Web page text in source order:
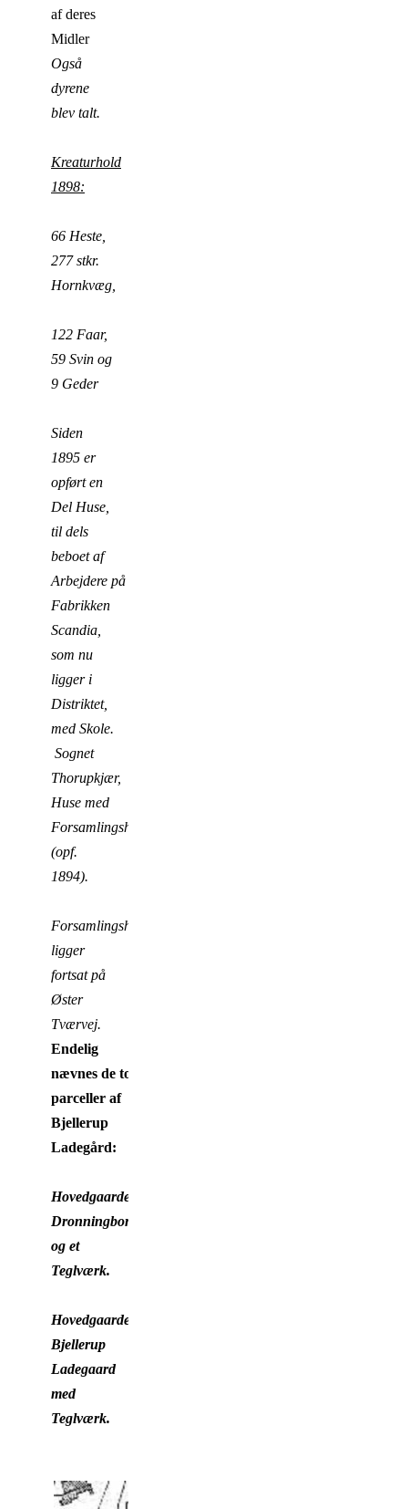
af deres
Midler
Også
dyrene
blev talt.
Kreaturhold
1898:
66 Heste,
277 stkr.
Hornkvæg,
122 Faar,
59 Svin og
9 Geder
Siden
1895 er
opført en
Del Huse,
til dels
beboet af
Arbejdere på
Fabrikken
Scandia,
som nu
ligger i
Distriktet,
med Skole.
Sognet
Thorupkjær,
Huse med
Forsamlingshus
(opf.
1894).
Forsamlingshuset
ligger
fortsat på
Øster
Tværvej.
Endelig
nævnes de to
parceller af
Bjellerup
Ladegård:
Hovedgaarden
Dronningborg
og et
Teglværk.
Hovedgaarden
Bjellerup
Ladegaard
med
Teglværk.